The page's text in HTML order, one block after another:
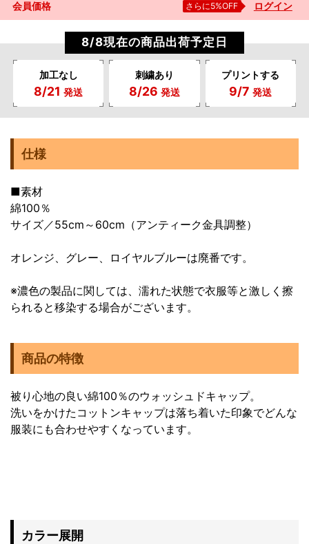
会員価格 さらに5%OFF ログイン
8/8現在の商品出荷予定日
加工なし
8/21 発送
刺繍あり
8/26 発送
プリントする
9/7 発送
仕様
■素材
綿100％
サイズ／55cm～60cm（アンティーク金具調整）
オレンジ、グレー、ロイヤルブルーは廃番です。
※濃色の製品に関しては、濡れた状態で衣服等と激しく擦
られると移染する場合がございます。
商品の特徴
被り心地の良い綿100％のウォッシュドキャップ。
洗いをかけたコットンキャップは落ち着いた印象でどんな
服装にも合わせやすくなっています。
カラー展開